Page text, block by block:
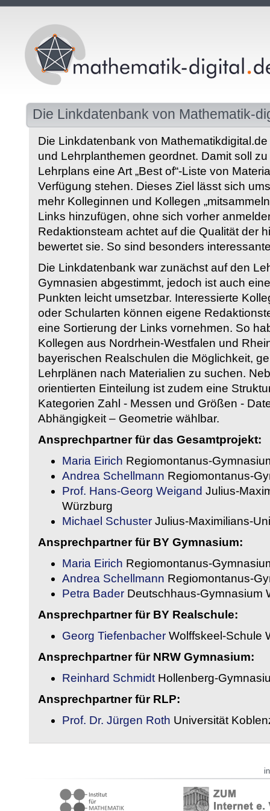
Die Linkdatenbank von Mathematik-
Die Linkdatenbank von
und Lehrplanthemen geordnet. Damit soll
Lehrplans eine Art „Best of“-Liste von
Verfügung stehen. Dieses Ziel lässt sich
mehr Kolleginnen und Kollegen
Links hinzufügen, ohne sich vorher
Redaktionsteam achtet auf die Qualität der
bewertet sie. So sind besonders
Die Linkdatenbank war zunächst auf den
Gymnasien abgestimmt, jedoch ist auch
Punkten leicht umsetzbar. Interessierte
oder Schularten können eigene
eine Sortierung der Links vornehmen. So
Kollegen aus Nordrhein-Westfalen und
bayerischen Realschulen die Möglichkeit,
Lehrplänen nach Materialien zu suchen.
orientierten Einteilung ist zudem eine
Kategorien Zahl - Messen und Größen -
Abhängigkeit – Geometrie wählbar.
Ansprechpartner für das Gesamtprojekt:
Maria Eirich Regiomontanus-
Andrea Schellmann Regiomontanus-
Prof. Hans-Georg Weigand Julius-
Würzburg
Michael Schuster Julius-Maximilians-
Ansprechpartner für BY Gymnasium:
Maria Eirich Regiomontanus-
Andrea Schellmann Regiomontanus-
Petra Bader Deutschhaus-Gymnasium
Ansprechpartner für BY Realschule:
Georg Tiefenbacher Wolffskeel-Schule
Ansprechpartner für NRW Gymnasium:
Reinhard Schmidt Hollenberg-
Ansprechpartner für RLP:
Prof. Dr. Jürgen Roth Universität